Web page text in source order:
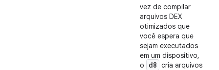
vez de compilar
arquivos DEX
otimizados que
você espera que
sejam executados
em um dispositivo,
o
d8 cria arquivos